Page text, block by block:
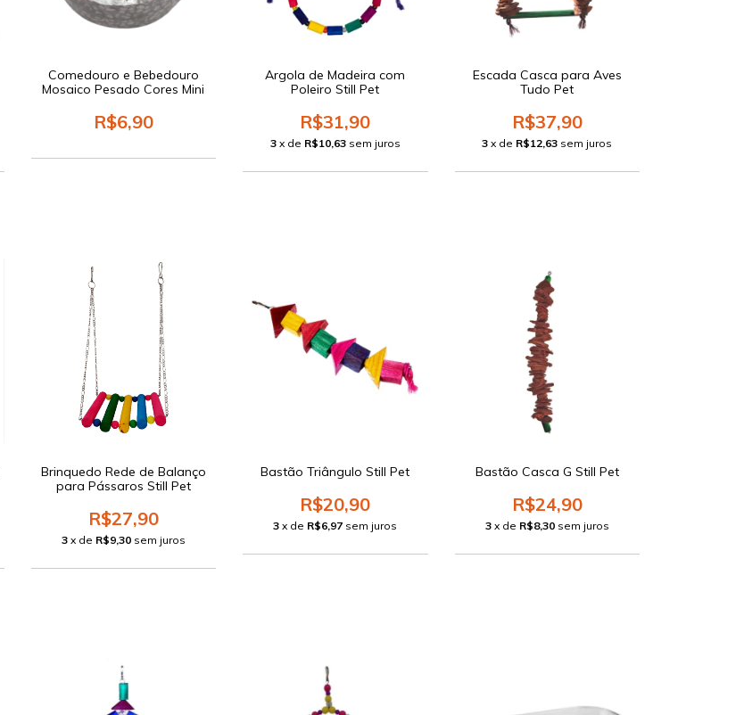
Comedouro e Bebedouro
Mosaico Pesado Cores Mini
R$6,90
Argola de Madeira com
Poleiro Still Pet
R$31,90
3 x de R$10,63 sem juros
Escada Casca para Aves
Tudo Pet
R$37,90
3 x de R$12,63 sem juros
Brinquedo Rede de Balanço
para Pássaros Still Pet
R$27,90
3 x de R$9,30 sem juros
Bastão Triângulo Still Pet
R$20,90
3 x de R$6,97 sem juros
Bastão Casca G Still Pet
R$24,90
3 x de R$8,30 sem juros